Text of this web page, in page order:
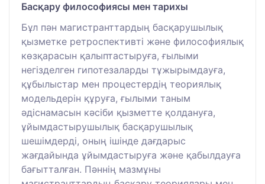
Басқару философиясы мен тарихы
Бұл пән магистранттардың басқарушылық
қызметке ретроспективті және философиялық
көзқарасын қалыптастыруға, ғылыми
негізделген гипотезаларды тұжырымдауға,
құбылыстар мен процестердің теориялық
модельдерін құруға, ғылыми таным
әдіснамасын кәсіби қызметте қолдануға,
ұйымдастырушылық басқарушылық
шешімдерді, оның ішінде дағдарыс
жағдайында ұйымдастыруға және қабылдауға
бағытталған. Пәннің мазмұны